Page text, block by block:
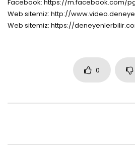
Facebook: https://m.facebook.com/
Web sitemiz: http://
Web sitemiz: https://
0